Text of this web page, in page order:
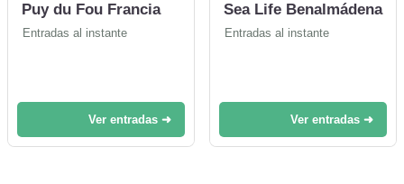
Puy du Fou Francia
Entradas al instante
Ver entradas ➜
Sea Life Benalmádena
Entradas al instante
Ver entradas ➜